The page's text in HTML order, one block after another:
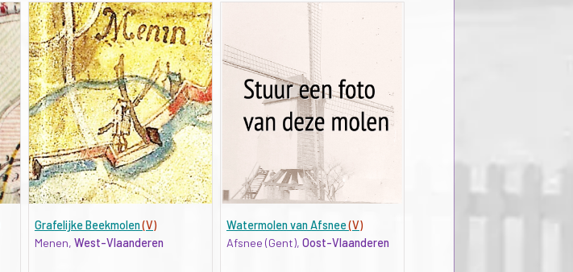
Grafelijke Beekmolen(V)
Menen, West-Vlaanderen
Watermolen van Afsnee(V)
Afsnee (Gent), Oost-Vlaanderen